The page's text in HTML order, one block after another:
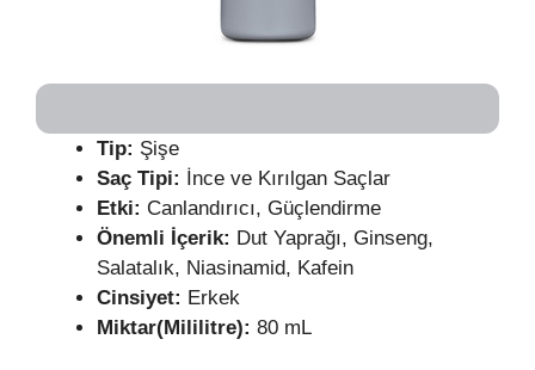
Tip: Şişe
Saç Tipi: İnce ve Kırılgan Saçlar
Etki: Canlandırıcı, Güçlendirme
Önemli İçerik: Dut Yaprağı, Ginseng,
Salatalık, Niasinamid, Kafein
Cinsiyet: Erkek
Miktar(Mililitre): 80 mL